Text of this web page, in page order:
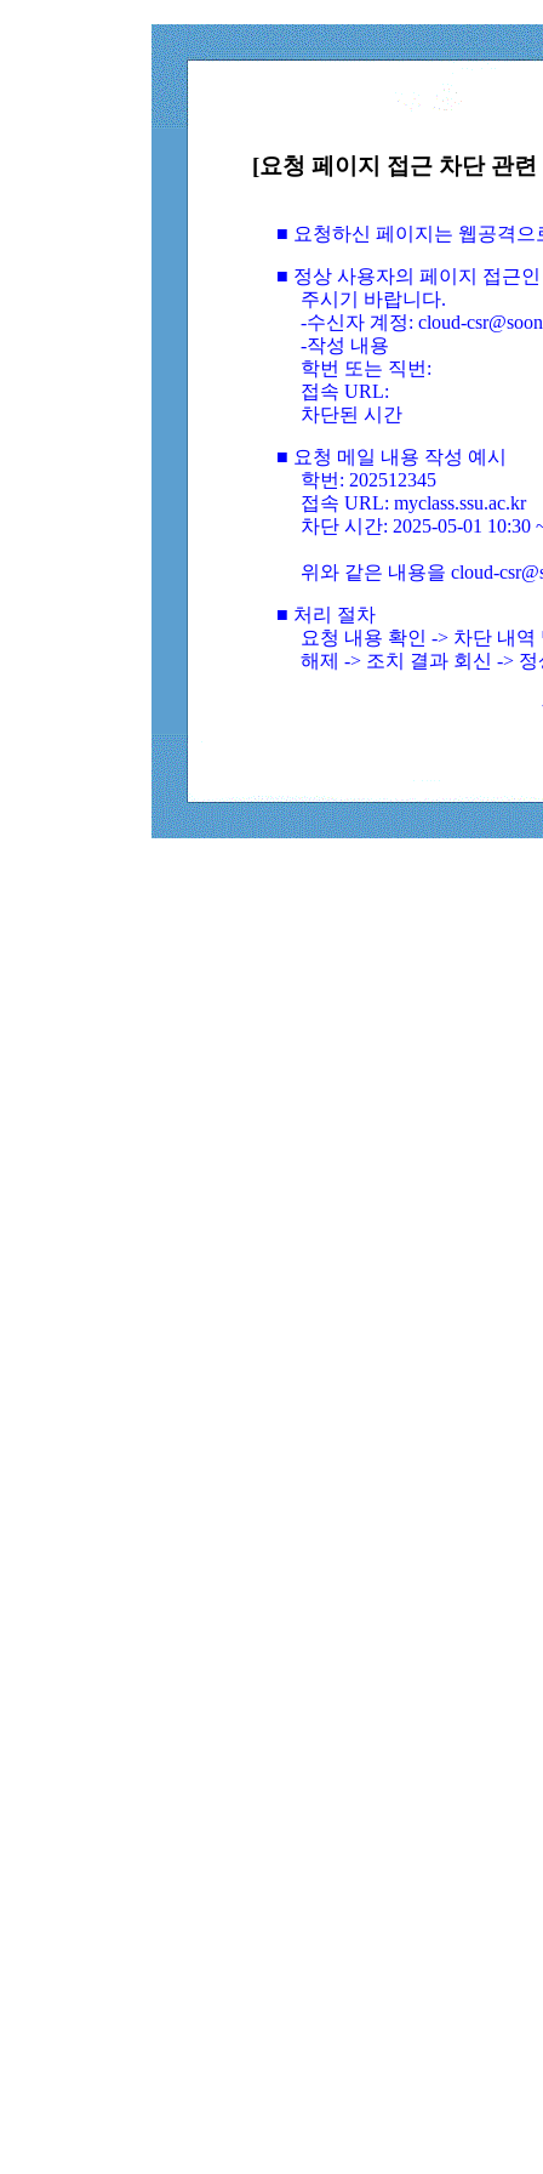
[요청 페이지 접근 차단 관
■ 요청하신 페이지는 웹공격
■ 정상 사용자의 페이지 접근
주시기 바랍니다.
-수신자 계정: cloud-
-작성 내용
학번 또는 직번:
접속 URL:
차단된 시간
■ 요청 메일 내용 작성 예시
학번: 202512345
접속 URL: myclass.ssu.ac.kr
차단 시간: 2025-05-01 10:30
위와 같은 내용을 cloud-
■ 처리 절차
요청 내용 확인 -> 차단 내
해제 -> 조치 결과 회신 ->